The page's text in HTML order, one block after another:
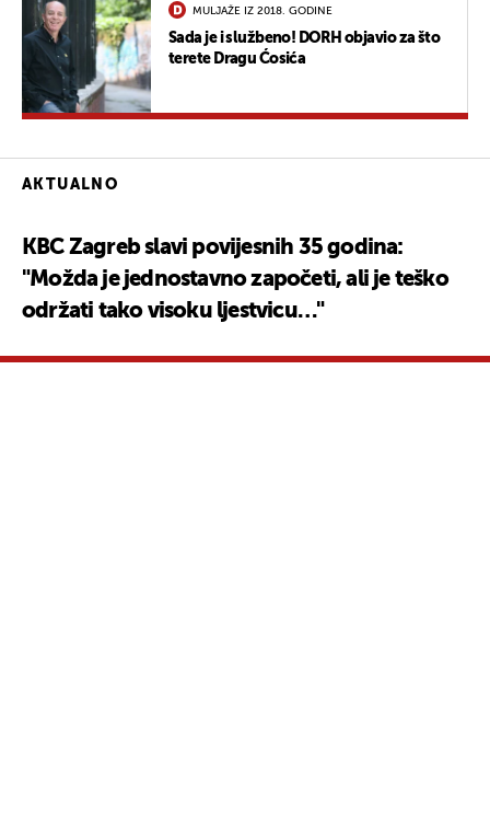
MULJAŽE IZ 2018. GODINE
Sada je i službeno! DORH objavio za što
terete Dragu Ćosića
AKTUALNO
KBC Zagreb slavi povijesnih 35 godina:
"Možda je jednostavno započeti, ali je teško
održati tako visoku ljestvicu…"